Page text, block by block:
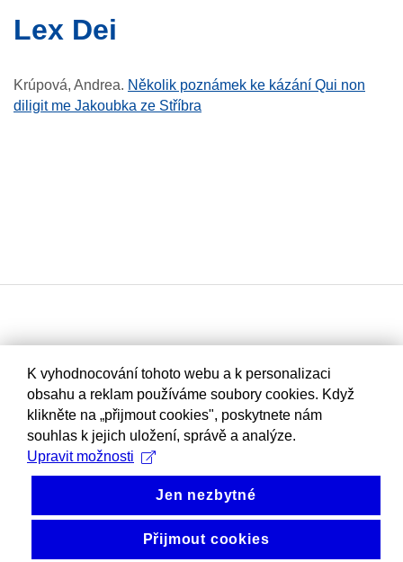
lex Dei
Krúpová, Andrea. Několik poznámek ke kázání Qui non
diligit me Jakoubka ze Stříbra
K vyhodnocování tohoto webu a k personalizaci
obsahu a reklam používáme soubory cookies. Když
klikněte na „přijmout cookies", poskytnete nám
souhlas k jejich uložení, správě a analýze.
Upravit možnosti
Jen nezbytné
Přijmout cookies